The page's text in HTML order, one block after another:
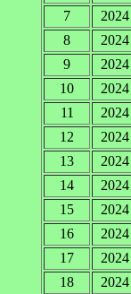
7
2024
8
2024
9
2024
10
2024
11
2024
12
2024
13
2024
14
2024
15
2024
16
2024
17
2024
18
2024